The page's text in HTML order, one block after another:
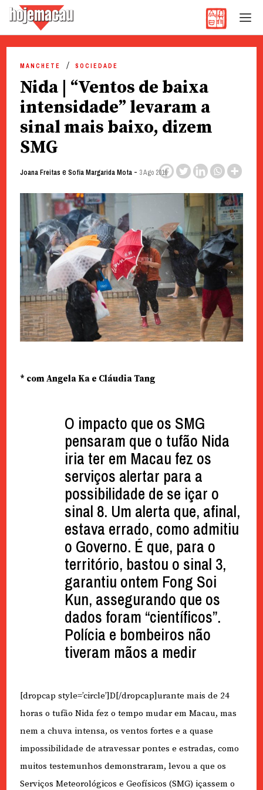
content
MANCHETE SOCIEDADE
Nida | “Ventos de baixa
intensidade” levaram a
sinal mais baixo, dizem
SMG
Joana Freitas e Sofia Margarida Mota- 3 Ago 2016
* com Angela Ka e Cláudia Tang
O impacto que os SMG
pensaram que o tufão Nida
iria ter em Macau fez os
serviços alertar para a
possibilidade de se içar o
sinal 8. Um alerta que, afinal,
estava errado, como admitiu
o Governo. É que, para o
território, bastou o sinal 3,
garantiu ontem Fong Soi
Kun, assegurando que os
dados foram “científicos”.
Polícia e bombeiros não
tiveram mãos a medir
[dropcap style=’circle’]D[/dropcap]urante mais de 24
horas o tufão Nida fez o tempo mudar em Macau, mas
nem a chuva intensa, os ventos fortes e a quase
impossibilidade de atravessar pontes e estradas, como
muitos testemunhos demonstraram, levou a que os
Serviços Meteorológicos e Geofísicos (SMG) içassem o